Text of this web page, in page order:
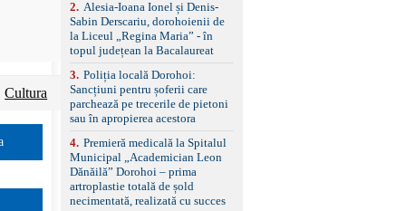
Cultura
schimbare bandă și
menținere bandă Faruri
bi-xenon adaptive cu
asistent fază lungă
automată , lumini de zi
LED, proiectoare ceață
LED, spălătoare faruri
față/spate, cameră
marșarier Keyless entry
& start, geamuri electrice
față/spate, oglinzi
electrice, încălzite și
2. Alesia-Ioana Ionel și Denis-
Sabin Derscariu, dorohoienii de
la Liceul „Regina Maria” - în
topul județean la Bacalaureat
3. Poliția locală Dorohoi:
Sancțiuni pentru șoferii care
parchează pe trecerile de pietoni
sau în apropierea acestora
4. Premieră medicală la Spitalul
Municipal „Academician Leon
Dănăilă” Dorohoi – prima
artroplastie totală de șold
necimentată, realizată cu succes